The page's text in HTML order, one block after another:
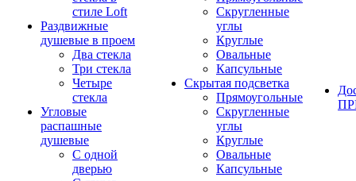
стиле Loft
Раздвижные
душевые в проем
Два стекла
Три стекла
Четыре
стекла
Угловые
распашные
душевые
С одной
дверью
Скругленные
углы
Круглые
Овальные
Капсульные
Скрытая подсветка
Прямоугольные
Скругленные
углы
Круглые
Овальные
Капсульные